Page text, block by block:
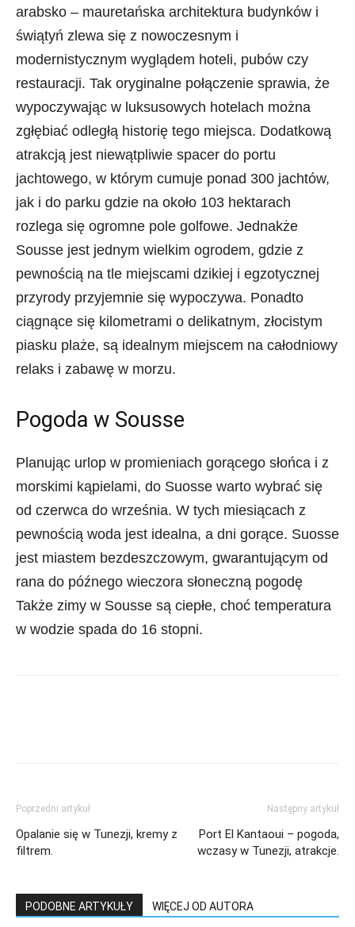
arabsko – mauretańska architektura budynków i
świątyń zlewa się z nowoczesnym i
modernistycznym wyglądem hoteli, pubów czy
restauracji. Tak oryginalne połączenie sprawia, że
wypoczywając w luksusowych hotelach można
zgłębiać odległą historię tego miejsca. Dodatkową
atrakcją jest niewątpliwie spacer do portu
jachtowego, w którym cumuje ponad 300 jachtów,
jak i do parku gdzie na około 103 hektarach
rozlega się ogromne pole golfowe. Jednakże
Sousse jest jednym wielkim ogrodem, gdzie z
pewnością na tle miejscami dzikiej i egzotycznej
przyrody przyjemnie się wypoczywa. Ponadto
ciągnące się kilometrami o delikatnym, złocistym
piasku plaże, są idealnym miejscem na całodniowy
relaks i zabawę w morzu.
Pogoda w Sousse
Planując urlop w promieniach gorącego słońca i z
morskimi kąpielami, do Suosse warto wybrać się
od czerwca do września. W tych miesiącach z
pewnością woda jest idealna, a dni gorące. Suosse
jest miastem bezdeszczowym, gwarantującym od
rana do późnego wieczora słoneczną pogodę
Także zimy w Sousse są ciepłe, choć temperatura
w wodzie spada do 16 stopni.
Poprzedni artykuł
Opalanie się w Tunezji, kremy z
filtrem.
Następny artykuł
Port El Kantaoui – pogoda,
wczasy w Tunezji, atrakcje.
PODOBNE ARTYKUŁY WIĘCEJ OD AUTORA